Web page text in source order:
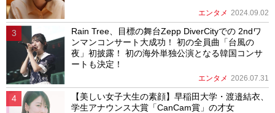
エンタメ 2024.09.02
Rain Tree、目標の舞台Zepp DiverCityでの 2ndワ
ンマンコンサート大成功！ 初の全員曲「台風の
夜」初披露！ 初の海外単独公演となる韓国コンサ
ートも決定！
エンタメ 2026.07.31
【美しい女子大生の素顔】早稲田大学・渡邉結衣、
学生アナウンス大賞「CanCam賞」の才女